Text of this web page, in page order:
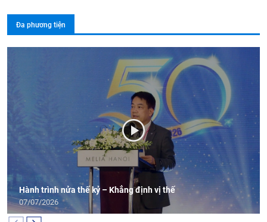
Đa phương tiện
Hành trình nửa thế kỷ – Khẳng định vị thế
07/07/2026